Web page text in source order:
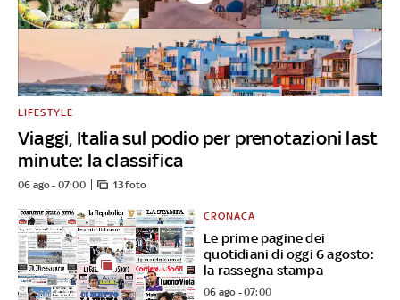
Viaggi, Italia sul podio per prenotazioni last
minute: la classifica
LIFESTYLE
06 ago - 07:00 13 foto
Le prime pagine dei
quotidiani di oggi 6 agosto:
la rassegna stampa
CRONACA
06 ago - 07:00